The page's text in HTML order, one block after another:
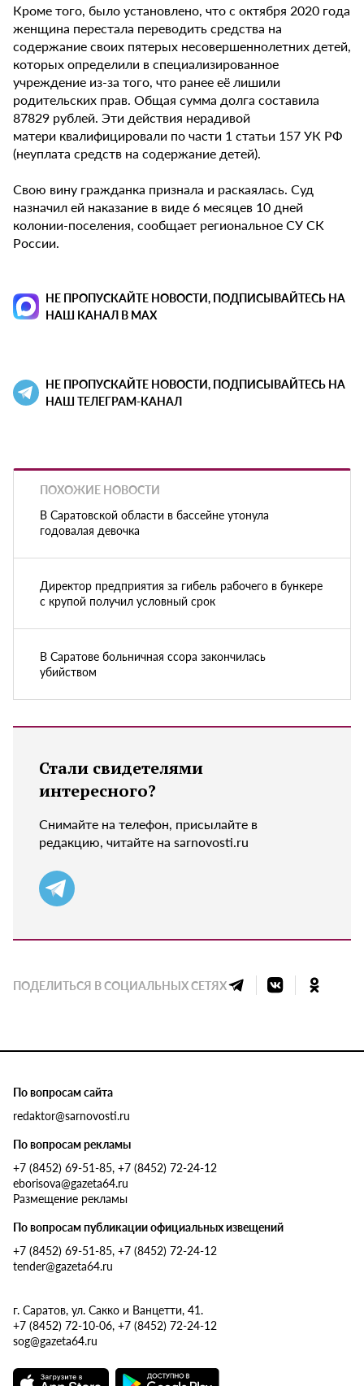
Кроме того, было установлено, что с октября 2020 года
женщина перестала переводить средства на
содержание своих пятерых несовершеннолетних детей,
которых определили в специализированное
учреждение из-за того, что ранее её лишили
родительских прав. Общая сумма долга составила
87829 рублей. Эти действия нерадивой
матери квалифицировали по части 1 статьи 157 УК РФ
(неуплата средств на содержание детей).
Свою вину гражданка признала и раскаялась. Суд
назначил ей наказание в виде 6 месяцев 10 дней
колонии-поселения, сообщает региональное СУ СК
России.
НЕ ПРОПУСКАЙТЕ НОВОСТИ, ПОДПИСЫВАЙТЕСЬ НА
НАШ КАНАЛ В MAX
НЕ ПРОПУСКАЙТЕ НОВОСТИ, ПОДПИСЫВАЙТЕСЬ НА
НАШ ТЕЛЕГРАМ-КАНАЛ
ПОХОЖИЕ НОВОСТИ
В Саратовской области в бассейне утонула
годовалая девочка
Директор предприятия за гибель рабочего в бункере
с крупой получил условный срок
В Саратове больничная ссора закончилась
убийством
Стали свидетелями
интересного?
Снимайте на телефон, присылайте в
редакцию, читайте на sarnovosti.ru
ПОДЕЛИТЬСЯ В СОЦИАЛЬНЫХ СЕТЯХ
По вопросам сайта
redaktor@sarnovosti.ru
По вопросам рекламы
+7 (8452) 69-51-85, +7 (8452) 72-24-12
eborisova@gazeta64.ru
Размещение рекламы
По вопросам публикации официальных извещений
+7 (8452) 69-51-85, +7 (8452) 72-24-12
tender@gazeta64.ru
г. Саратов, ул. Сакко и Ванцетти, 41.
+7 (8452) 72-10-06, +7 (8452) 72-24-12
sog@gazeta64.ru